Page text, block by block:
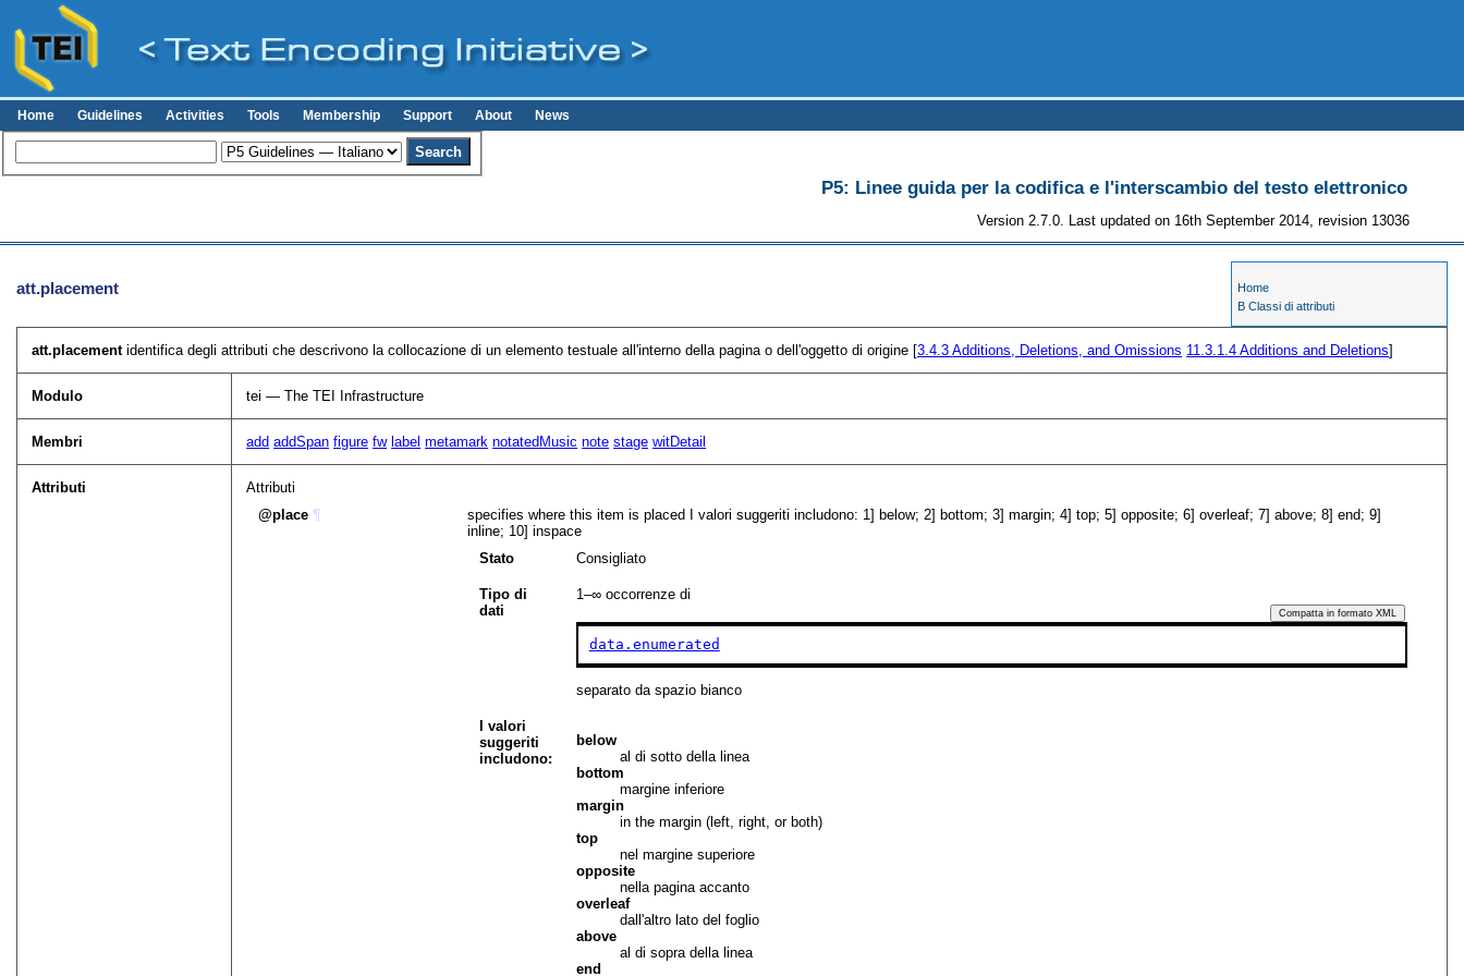
Home Guidelines Activities Tools Membership Support About News
P5: Linee guida per la codifica e l'interscambio del testo elettronico
Version 2.7.0. Last updated on 16th September 2014, revision 13036
Home
B Classi di attributi
att.placement
att.placementidentifica degli attributi che descrivono la collocazione di un elemento testuale all'interno della pagina o dell'oggetto di origine [3.4.3Additions, Deletions, and Omissions 11.3.1.4Additions and Deletions]
Modulo tei — The TEI Infrastructure
Membri add addSpan figure fw label metamark notatedMusic note stage witDetail
Attributi
Attributi
place ¶
specifies where this item is placed I valori suggeriti includono: 1] below; 2] bottom; 3] margin; 4] top; 5] opposite; 6] overleaf; 7] above; 8] end; 9]
inline; 10] inspace
Stato
Consigliato
Tipo di
dati
1–∞ occorrenze di
Compatta in formato XML
data.enumerated
separato da spazio bianco
I valori
suggeriti
includono:
below
al di sotto della linea
bottom
margine inferiore
margin
in the margin (left, right, or both)
top
nel margine superiore
opposite
nella pagina accanto
overleaf
dall'altro lato del foglio
above
al di sopra della linea
end